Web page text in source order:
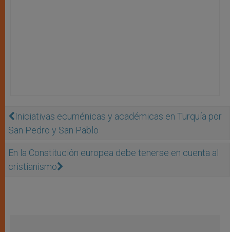
Iniciativas ecuménicas y académicas en Turquía por
San Pedro y San Pablo
En la Constitución europea debe tenerse en cuenta al
cristianismo